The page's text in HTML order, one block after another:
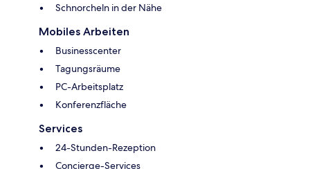
Schnorcheln in der Nähe
Mobiles Arbeiten
Businesscenter
Tagungsräume
PC-Arbeitsplatz
Konferenzfläche
Services
24-Stunden-Rezeption
Concierge-Services